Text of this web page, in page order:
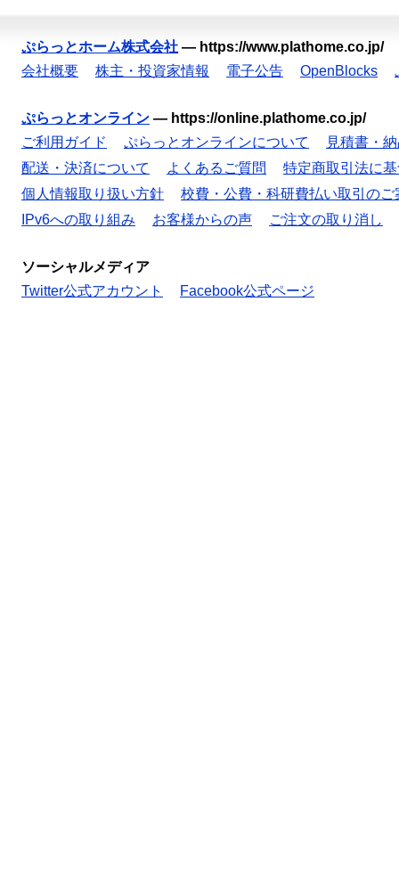
ぷらっとホーム株式会社 — https://www.plathome.co.jp/
会社概要
株主・投資家情報 電子公告 OpenBlocks
ぷらっとオンライン — https://online.plathome.co.jp/
ご利用ガイド
ぷらっとオンラインについて
見積書・
配送・決済について
よくあるご質問
特定商取引法に
個人情報取り扱い方針
校費・公費・科研費払い取引のご
IPv6への取り組み
お客様からの声 ご注文の取り消し
ソーシャルメディア
Twitter公式アカウント
Facebook公式ページ